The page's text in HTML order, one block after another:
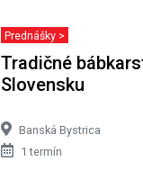
Prednášky >
Tradičné
Slovensku
Banská Bystrica
1 termín